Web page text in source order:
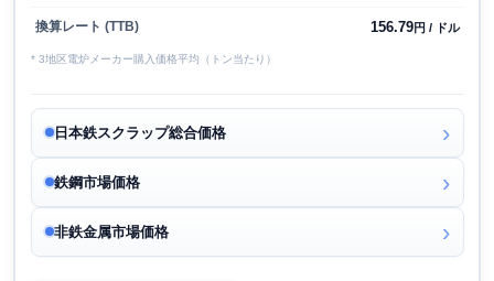
換算レート (TTB) 156.79円 / ドル
* 3地区電炉メーカー購入価格平均（トン当たり）
日本鉄スクラップ総合価格
鉄鋼市場価格
非鉄金属市場価格